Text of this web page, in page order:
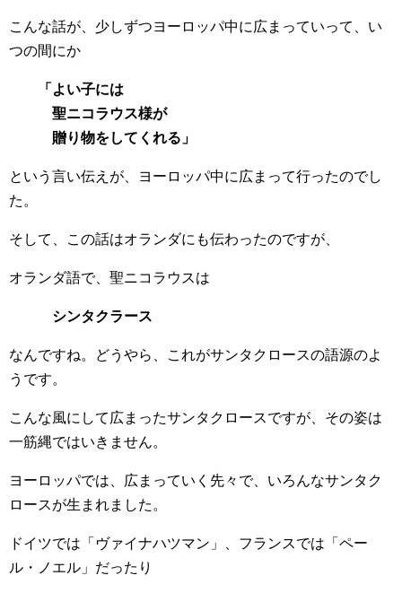
こんな話が、少しずつヨーロッパ中に広まっていって、い
つの間にか
「よい子には
聖ニコラウス様が
贈り物をしてくれる」
という言い伝えが、ヨーロッパ中に広まって行ったのでし
た。
そして、この話はオランダにも伝わったのですが、
オランダ語で、聖ニコラウスは
シンタクラース
なんですね。どうやら、これがサンタクロースの語源のよ
うです。
こんな風にして広まったサンタクロースですが、その姿は
一筋縄ではいきません。
ヨーロッパでは、広まっていく先々で、いろんなサンタク
ロースが生まれました。
ドイツでは「ヴァイナハツマン」、フランスでは「ペー
ル・ノエル」だったり